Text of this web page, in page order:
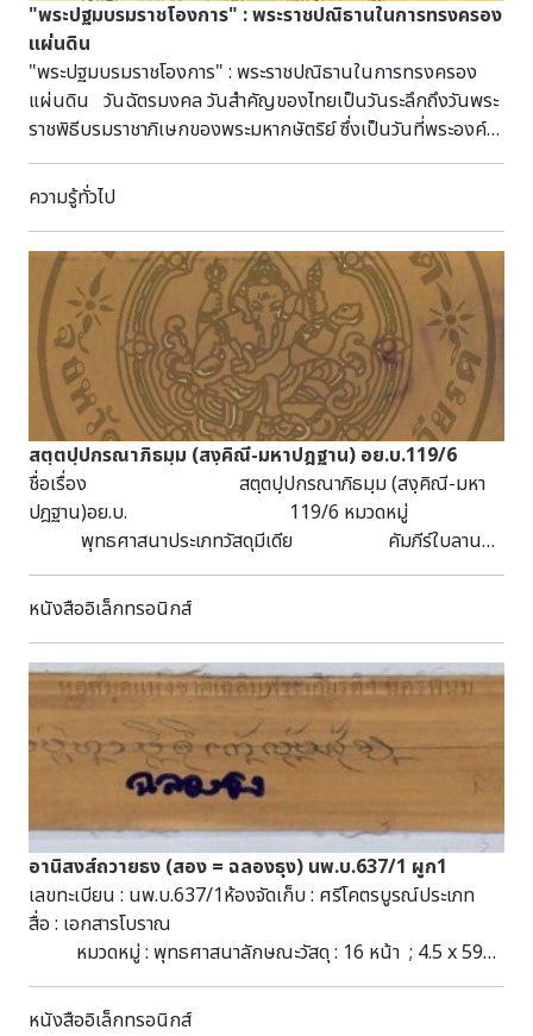
"พระปฐมบรมราชโองการ" : พระราชปณิธานในการทรงครอง
แผ่นดิน
"พระปฐมบรมราชโองการ" : พระราชปณิธานในการทรงครอง
แผ่นดิน วันฉัตรมงคล วันสำคัญของไทยเป็นวันระลึกถึงวันพระ
ราชพิธีบรมราชาภิเษกของพระมหากษัตริย์ ซึ่งเป็นวันที่พระองค์ได้
รับการสถาปนาอย่างเป็นทางการในการเถลิงถวัลยราชสมบัติเป็น
พระมหากษัตริย์ ซึ่งในวันดังกล่าวนี้ ระหว่างพระราชพิธีบรม
ราชาภิเษก พระมหากษัตริย์จะมีการ ถวายพระปฐมบรมราชโองการ
แก่ปวงชนชาวไทย ซึ่งถือเป็นพระราชดำรัสแรกในฐานะพระมหา
กษัตริย์ เพื่อแสดงพระราชปณิธานในการทรงครองแผ่นดิน วัน
นี้หอสมุดได้รวบรวม "พระปฐมบรมราชโองการ" ในการพระราช
พิธีบรมราชาภิเษก นับตั้งแต่รัชกาลที่ ๑ จนถึงรัชกาลที่ ๑๐ ซึ่งมี
เนื้อความเปลี่ยนแปลงมาตามยุคสมัยซึ่งล้วนแต่แสดงพระราช
ปณิธาน ในฐานะทรงเป็นผู้รับพระราชภาระแห่งบ้านเมือง พระราช
ดำรัสของแต่ละพระองค์จะเป็นอย่างไร ไปดูกันได้เลยครับ ทั้งนี้
วันฉัตรมงคลจึงไม่ใช่เพียงวันสำคัญในเชิงพิธีการเท่านั้น แต่ยัง
เป็นวันที่ประชาชนชาวไทยทุกคนจะได้น้อมรำลึกถึงพระราชภารกิจ
อันยิ่งใหญ่ของพระมหากษัตริย์ และแสดงความจงรักภักดีด้วย
ความสำนึกในพระมหากรุณาธิคุณสืบไป อ้างอิง คณะกรรมการ
ฝ่ายประชาสัมพันธ์งานพระราชพิธีบรมราชาภิเษก. พระปฐมบรม
๒๕๖๘, จาก:
https://phralan.in.th/Corona.../
เดอะสแตนดาร์ด. พระปฐมบรมราชโองการจากรัชกาลที่ ๑ ถึง
รัชกาลที่ ๑๐. [ออนไลน์]. สืบค้นเมื่อ ๓๐ เมษายน ๒๕๖๘, จาก:
https://thestandard.co/royal-coronation-first-royal-
command/ ไทยพีบีเอ. "พระปฐมบรมราชโองการ" พระราช
ปณิธานในพระราชพิธีบรมราชาภิเษก. [ออนไลน์]. สืบค้นเมื่อ ๓๐
เมษายน ๒๕๖๘, จาก:
https://www.thaipbs.or.th/news/content/279039 จัด
ทำโดย นายพีรยุทธ กษิติบดินทร์ชัย บรรณารักษ์ปฏิบัติการ
ความรู้ทั่วไป
สตฺตปฺปกรณาภิธมฺม (สงฺคิณี-มหาปฎฐาน) อย.บ.119/6
ชื่อเรื่อง สตฺตปฺปกรณาภิธมฺม (สงฺคิณี-มหา
ปฎฐาน)อย.บ. 119/6 หมวดหมู่
พุทธศาสนาประเภทวัสดุมีเดีย คัมภีร์ใบลาน
ลักษณะวัสดุ 20 หน้า กว้าง 4.5 ซม. ยาว 56.5
ซม. บทคัดย่อ/บันทึก เป็นคัมภีร์ใบ
จ.พระนครศรีอยุธยา
หนังสืออิเล็กทรอนิกส์
อานิสงส์ถวายธง (สอง = ฉลองธุง) นพ.บ.637/1 ผูก1
เลขทะเบียน : นพ.บ.637/1ห้องจัดเก็บ : ศรีโคตรบูรณ์ประเภท
สื่อ : เอกสารโบราณ
หมวดหมู่ : พุทธศาสนาลักษณะวัสดุ : 16 หน้า ; 4.5 x 59
ซ.ม. : ลานดิบ-ล่องรัก ; ไม่มีไม้ประกับชื่อชุด : มัดที่ 205 (84-93)
ผูก 1 (2568)หัวเรื่อง : อานิสงส์ถวายธง--เอกสารโบราณ
หนังสืออิเล็กทรอนิกส์